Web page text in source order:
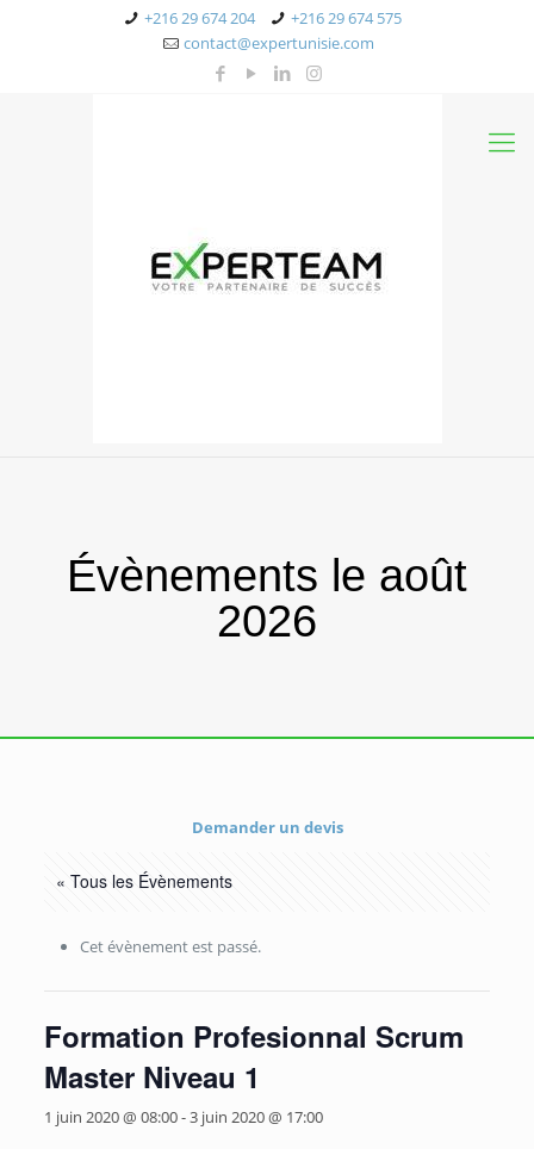
+216 29 674 204
+216 29 674 575
contact@expertunisie.com
Évènements le août
2026
Demander un devis
« Tous les Évènements
Cet évènement est passé.
Formation Profesionnal Scrum
Master Niveau 1
1 juin 2020 @ 08:00-3 juin 2020 @ 17:00